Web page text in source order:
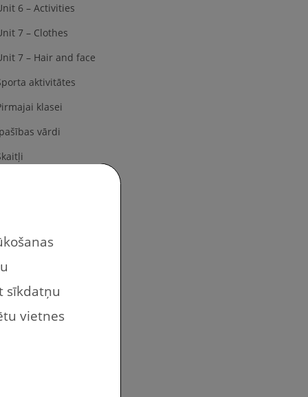
6 – Activities
7 – Clothes
7 – Hair and face
aktivitātes
klasei
vārdi
sīkdatņu
vietnes